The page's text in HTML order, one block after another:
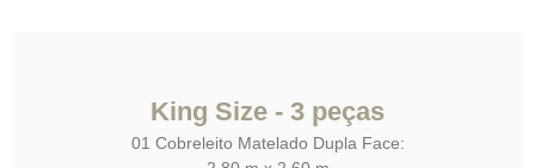
King Size - 3 peças
01 Cobreleito Matelado Dupla Face: